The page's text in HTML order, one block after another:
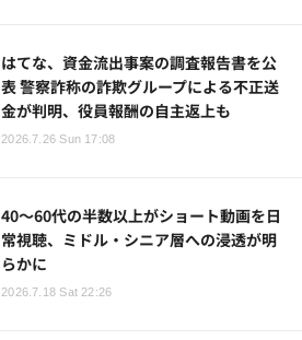
はてな、資金流出事案の調査報告書を公
表 警察詐称の詐欺グループによる不正送
金が判明、役員報酬の自主返上も
2026.7.26 Sun 17:08
40～60代の半数以上がショート動画を日
常視聴、ミドル・シニア層への浸透が明
らかに
2026.7.18 Sat 22:26